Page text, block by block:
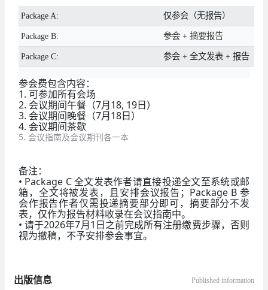
Package A: 仅参会（无报告）
Package B: 参会 + 摘要报告
Package C: 参会 + 全文发表 + 报告
参会费包含内容：
1. 可参加所有会场
2. 会议期间午餐（7月18, 19日）
3. 会议期间晚餐（7月18日）
4. 会议期间茶歇
5. 会议指南及会议期刊各一本
备注：
• Package C 全文发表作者请直接投递全文至系统或邮
箱，全文将被发表，且安排会议报告；Package B 参
会作报告作者仅需投递摘要部分即可，摘要部分不发
表，仅作为报告材料收录在会议指南中。
• 请于2026年7月1日之前完成所有注册缴费步骤，否则
视为撤稿，不予安排参会事宜。
出版信息 Published information